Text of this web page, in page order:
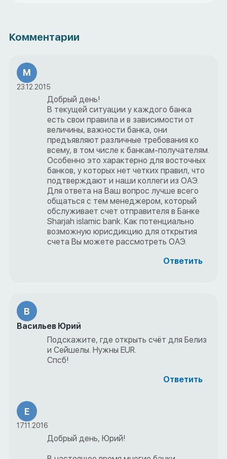
Комментарии
М
23.12.2015
Добрый день!
В текущей ситуации у каждого банка
есть свои правила и в зависимости от
величины, важности банка, они
предъявляют различные требования ко
всему, в том числе к банкам-получателям.
Особенно это характерно для восточных
банков, у которых нет четких правил, что
подтверждают и наши коллеги из ОАЭ.
Для ответа на Ваш вопрос лучше всего
общаться с тем менеджером, который
обслуживает счет отправителя в Банке
Sharjah islamic bank. Как потенциально
возможную юрисдикцию для открытия
счета Вы можете рассмотреть ОАЭ.
Ответить
В
Васильев Юрий
Подскажите, где открыть счёт для Белиз
и Сейшелы. Нужны EUR.
Спсб!
Ответить
Е
17.11.2016
Добрый день, Юрий!